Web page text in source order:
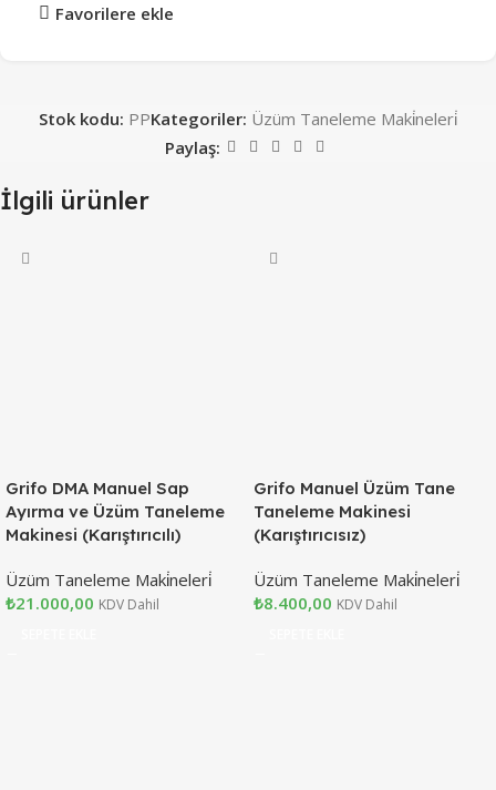
Favorilere ekle
Stok kodu: PPKategoriler: Üzüm Taneleme Maki̇neleri̇
Paylaş:
İlgili ürünler
Grifo DMA Manuel Sap
Ayırma ve Üzüm Taneleme
Makinesi (Karıştırıcılı)
Üzüm Taneleme Maki̇neleri̇
₺21.000,00 KDV Dahil
Grifo Manuel Üzüm Tane
Taneleme Makinesi
(Karıştırıcısız)
Üzüm Taneleme Maki̇neleri̇
₺8.400,00 KDV Dahil